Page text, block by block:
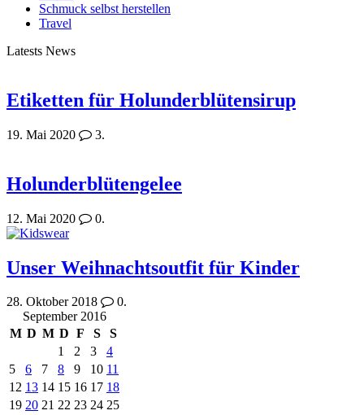
Schmuck selbst herstellen
Travel
Latests News
Etiketten für Holunderblütensirup
19. Mai 2020 3.
Holunderblütengelee
12. Mai 2020 0.
Unser Weihnachtsoutfit für Kinder
28. Oktober 2018
0.
September 2016
M D M D F S
S
1
2 3
4
5
6 7 8 9 10 11
12 13 14 15 16 17 18
19 20 21 22 23 24 25